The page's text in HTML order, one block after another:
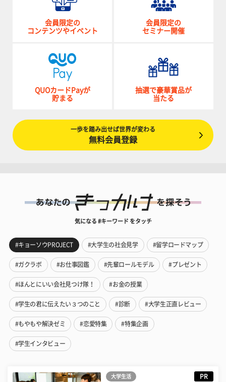
会員限定の
コンテンツやイベント
会員限定の
セミナー開催
QUOカードPayが
貯まる
抽選で豪華賞品が
当たる
一歩を踏み出せば世界が変わる
無料会員登録
気になる #キーワード をタッチ
#キョーソウPROJECT #大学生の社会見学 #留学ロードマップ
#ガクラボ #お仕事図鑑 #先輩ロールモデル #プレゼント
#ほんとにいい会社見つけ隊！ #お金の授業
#学生の君に伝えたい３つのこと #診断 #大学生正直レビュー
#もやもや解決ゼミ #恋愛特集 #特集企画
#学生インタビュー
大学生活 PR